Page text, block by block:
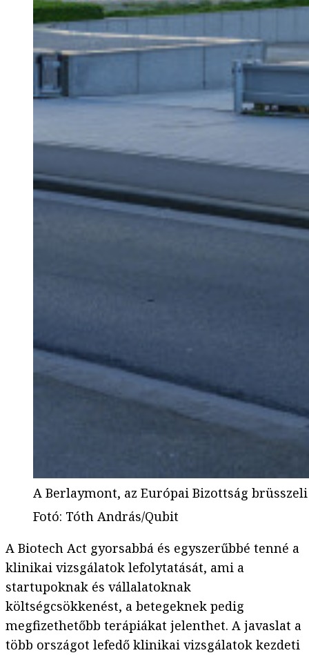
A Berlaymont, az Európai Bizottság
Fotó: Tóth András/Qubit
A Biotech Act gyorsabbá és egyszerűbbé tenné a
klinikai vizsgálatok lefolytatását, ami a
startupoknak és vállalatoknak
költségcsökkenést, a betegeknek pedig
megfizethetőbb terápiákat jelenthet. A javaslat a
több országot lefedő klinikai vizsgálatok kezdeti